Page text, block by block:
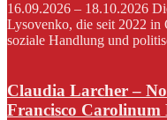
16.09.2026 – 18.10.2026
Lysovenko, die seit 2022 in
soziale Handlung und
Claudia Larcher –
Francisco Carolinum